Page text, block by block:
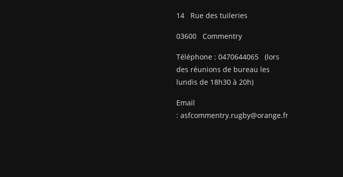
14 Rue des tuileries
03600 Commentry
Téléphone : 0470644065
(lors
des réunions de bureau les
lundis de 18h30 à 20h)
Email
: asfcommentry.rugby@orange.fr